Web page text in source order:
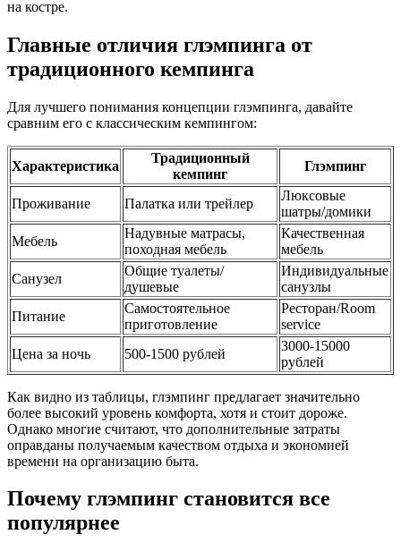
на костре.
Главные отличия глэмпинга от
традиционного кемпинга
Для лучшего понимания концепции глэмпинга, давайте
сравним его с классическим кемпингом:
Характеристика
Традиционный
кемпинг
Глэмпинг
Проживание Палатка или трейлер
Люксовые
шатры/домики
Мебель
Надувные матрасы,
походная мебель
Качественная
мебель
Санузел
Общие туалеты/
душевые
Индивидуальные
санузлы
Питание
Самостоятельное
приготовление
Ресторан/Room
service
Цена за ночь
500-1500 рублей
3000-15000
рублей
Как видно из таблицы, глэмпинг предлагает значительно
более высокий уровень комфорта, хотя и стоит дороже.
Однако многие считают, что дополнительные затраты
оправданы получаемым качеством отдыха и экономией
времени на организацию быта.
Почему глэмпинг становится все
популярнее